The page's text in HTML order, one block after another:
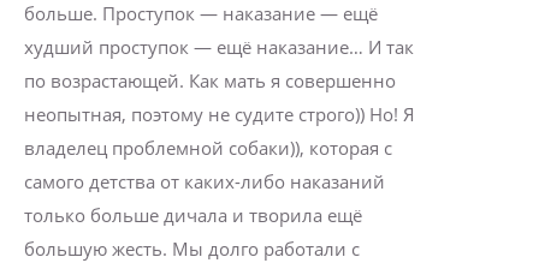
больше. Проступок — наказание — ещё
худший проступок — ещё наказание… И так
по возрастающей. Как мать я совершенно
неопытная, поэтому не судите строго)) Но! Я
владелец проблемной собаки)), которая с
самого детства от каких-либо наказаний
только больше дичала и творила ещё
большую жесть. Мы долго работали с